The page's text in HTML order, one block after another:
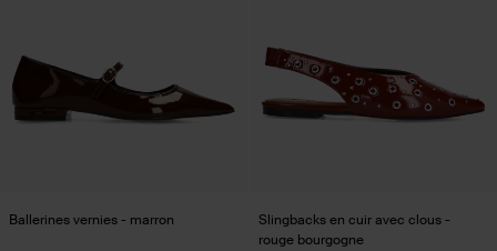
Ballerines vernies - marron
Slingbacks en cuir avec clous -
rouge bourgogne